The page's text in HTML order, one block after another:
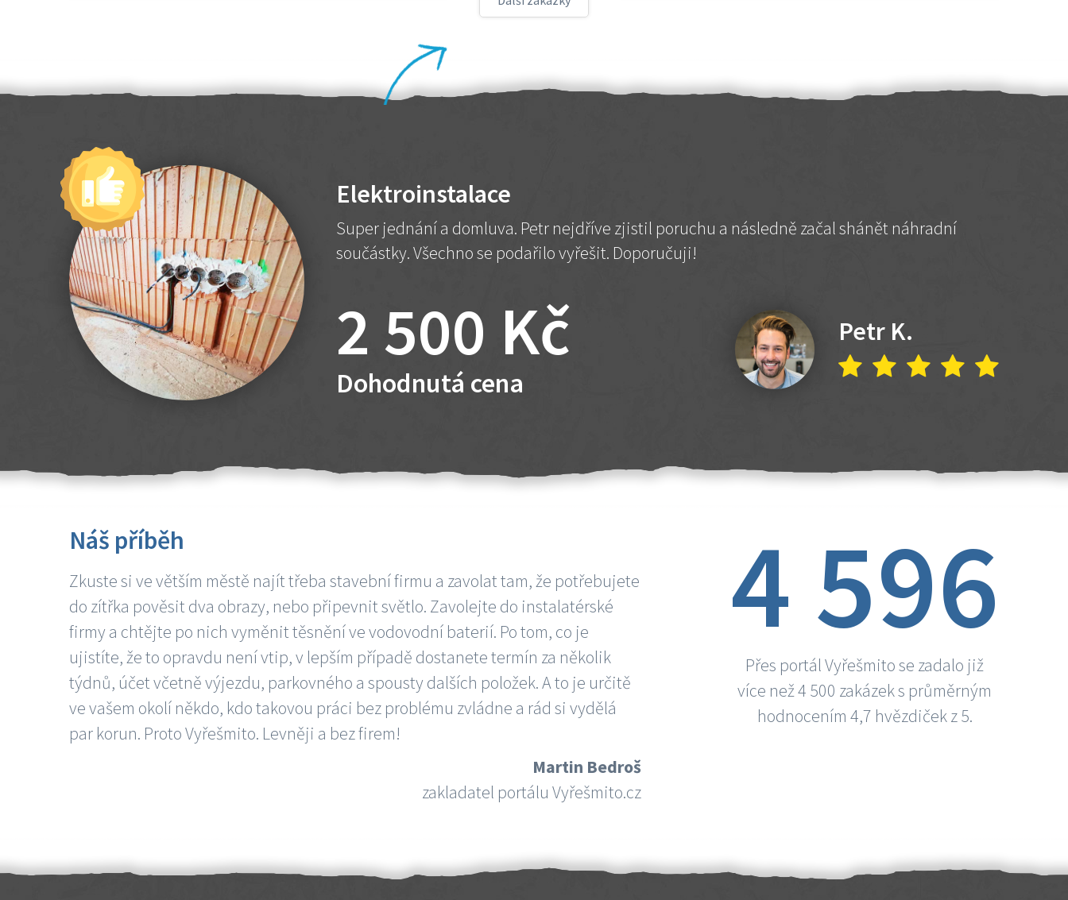
Elektroinstalace
Super jednání a domluva. Petr nejdříve zjistil poruchu a následně začal shánět náhradní
součástky. Všechno se podařilo vyřešit. Doporučuji!
2 500 Kč
Dohodnutá cena
Petr K.
Náš příběh
Zkuste si ve větším městě najít třeba stavební firmu a zavolat tam, že potřebujete
do zítřka pověsit dva obrazy, nebo připevnit světlo. Zavolejte do instalatérské
firmy a chtějte po nich vyměnit těsnění ve vodovodní baterií. Po tom, co je
ujistíte, že to opravdu není vtip, v lepším případě dostanete termín za několik
týdnů, účet včetně výjezdu, parkovného a spousty dalších položek. A to je určitě
ve vašem okolí někdo, kdo takovou práci bez problému zvládne a rád si vydělá
par korun. Proto Vyřešmito. Levněji a bez firem!
Martin Bedroš
zakladatel portálu Vyřešmito.cz
4 596
Přes portál Vyřešmito se zadalo již
více než 4 500 zakázek s průměrným
hodnocením 4,7 hvězdiček z 5.